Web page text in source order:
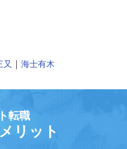
又 ｜ 海士有木
転職
リット